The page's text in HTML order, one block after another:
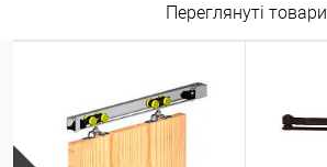
Переглянуті товари